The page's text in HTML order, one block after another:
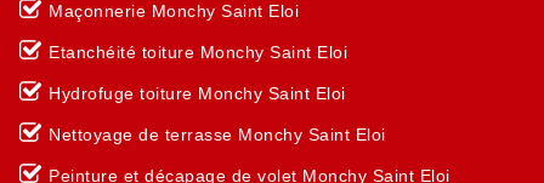
Maçonnerie Monchy Saint Eloi
Etanchéité toiture Monchy Saint Eloi
Hydrofuge toiture Monchy Saint Eloi
Nettoyage de terrasse Monchy Saint Eloi
Peinture et décapage de volet Monchy Saint Eloi